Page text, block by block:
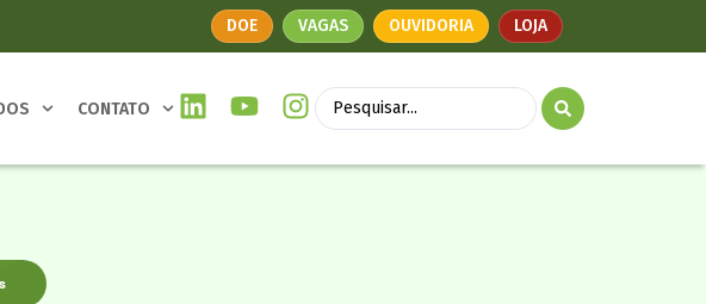
DOE VAGAS OUVIDORIA LOJA
CONTATO